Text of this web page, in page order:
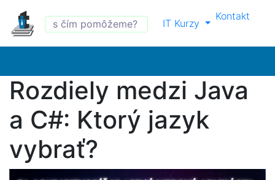
IT Kurzy
Kontakt
Rozdiely medzi Java
a C#: Ktorý jazyk
vybrať?